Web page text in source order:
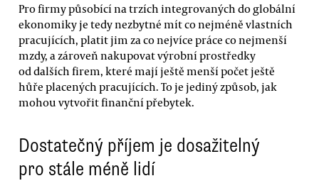
Pro firmy působící na trzích integrovaných do globální
ekonomiky je tedy nezbytné mít co nejméně vlastních
pracujících, platit jim za co nejvíce práce co nejmenší
mzdy, a zároveň nakupovat výrobní prostředky
od dalších firem, které mají ještě menší počet ještě
hůře placených pracujících. To je jediný způsob, jak
mohou vytvořit finanční přebytek.
Dostatečný příjem je dosažitelný
pro stále méně lidí